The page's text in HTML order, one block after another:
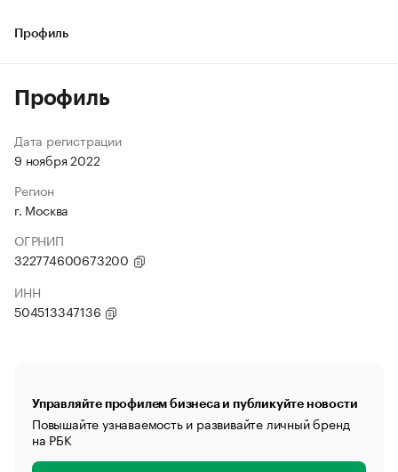
Профиль
Профиль
Дата регистрации
9 ноября 2022
Регион
г. Москва
ОГРНИП
322774600673200
ИНН
504513347136
Управляйте профилем бизнеса и публикуйте новости
Повышайте узнаваемость и развивайте личный бренд
на РБК